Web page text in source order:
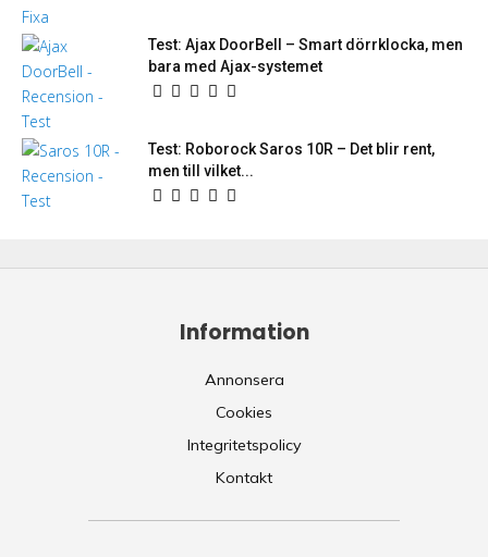
Test: Ajax DoorBell – Smart dörrklocka, men
bara med Ajax-systemet
Test: Roborock Saros 10R – Det blir rent,
men till vilket...
Information
Annonsera
Cookies
Integritetspolicy
Kontakt